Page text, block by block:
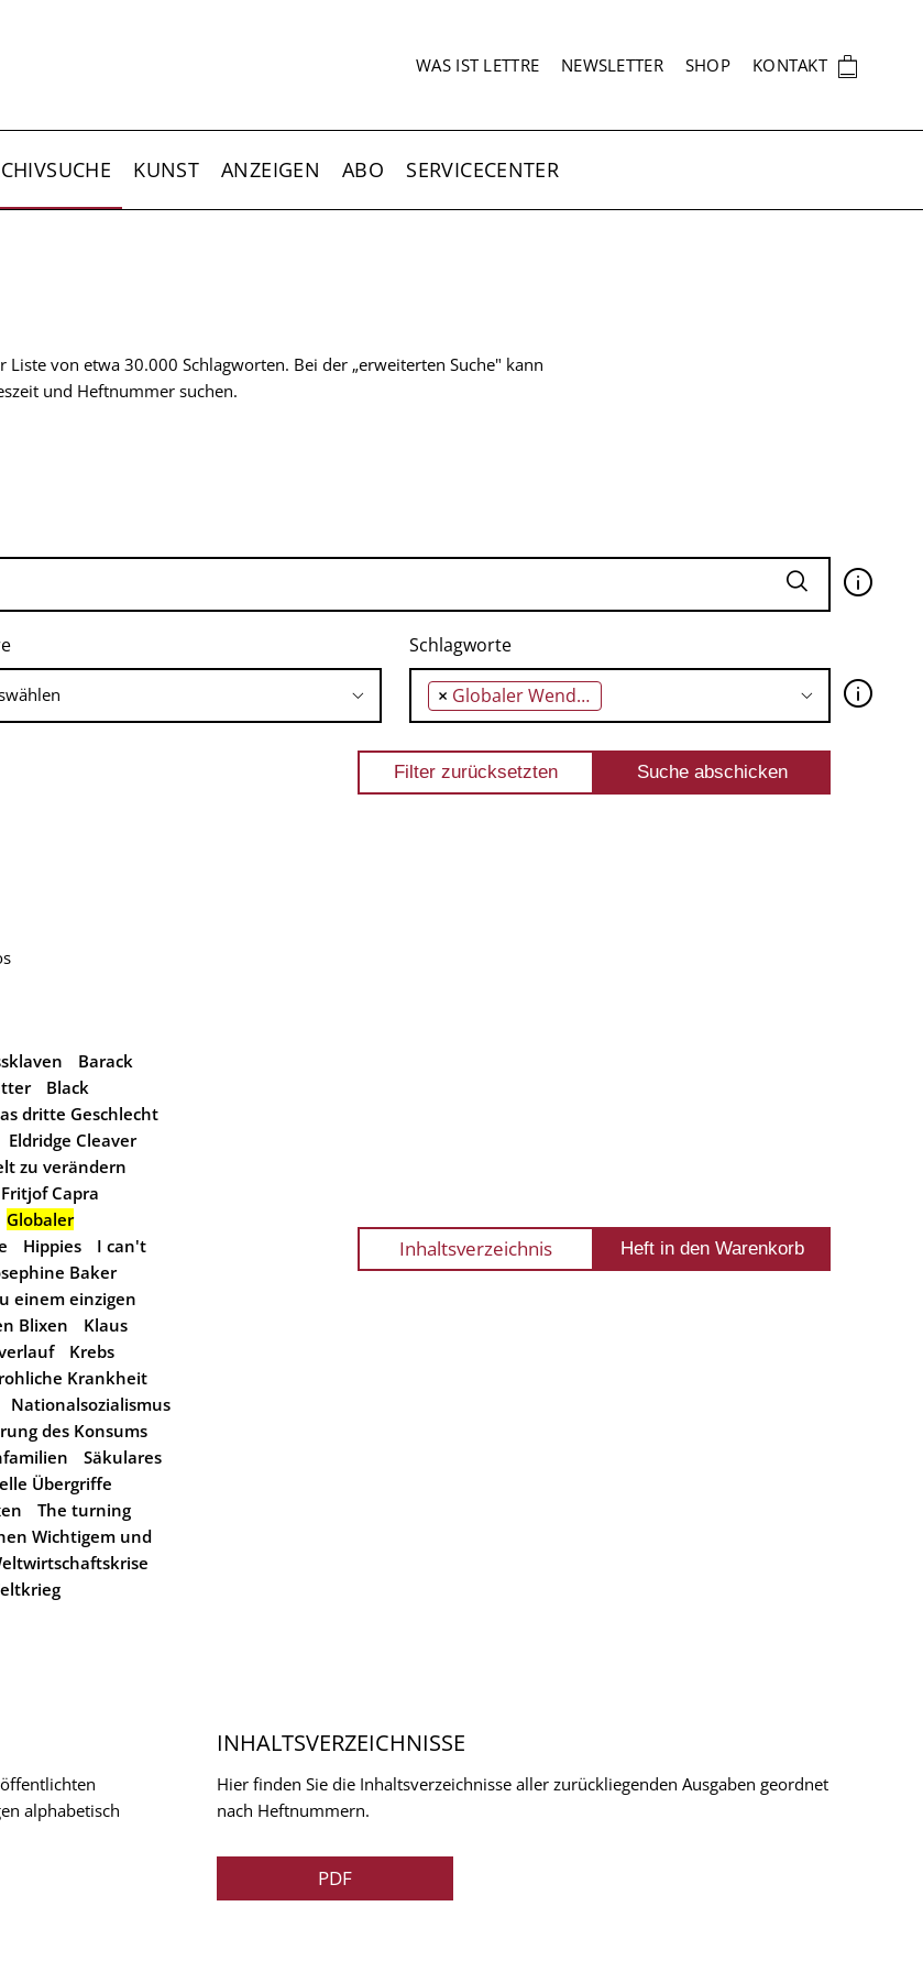
SEKUNDÄRNAVIGATION
WAS IST LETTRE NEWSLETTER SHOP KONTAKT 🛍
KUNST ANZEIGEN ABO SERVICECENTER
von etwa 30.000 Schlagworten. Bei der „erweiterten Suche" kann
und Heftnummer suchen.
🛈
Schlagworte
× Globaler Wendepunkt 🛈
Barack
Black
dritte Geschlecht
Eldridge Cleaver
zu verändern
Fritjof Capra
Globaler
Hippies
I can't
Baker
einem einzigen
Blixen
Klaus
Krebs
Krankheit
Nationalsozialismus
des Konsums
Säkulares
Übergriffe
The turning
Wichtigem und
Inhaltsverzeichnis
alphabetisch
INHALTSVERZEICHNISSE
Hier finden Sie die Inhaltsverzeichnisse aller zurückliegenden Ausgaben geordnet
nach Heftnummern.
PDF